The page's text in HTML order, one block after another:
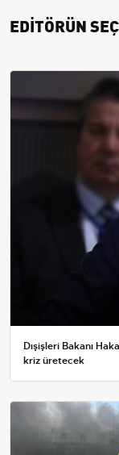
EDİTÖRÜN
Dışişleri Bakanı
kriz üretecek